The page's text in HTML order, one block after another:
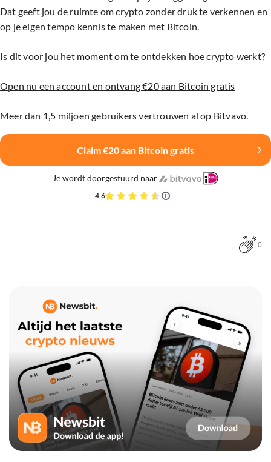
Dat geeft jou de ruimte om crypto zonder druk te verkennen en
op je eigen tempo kennis te maken met Bitcoin.
Is dit voor jou het moment om te ontdekken hoe crypto werkt?
Open nu een account en ontvang €20 aan Bitcoin gratis
Meer dan 1,5 miljoen gebruikers vertrouwen al op Bitvavo.
Claim €20 aan Bitcoin gratis
Je wordt doorgestuurd naar
4,6
0